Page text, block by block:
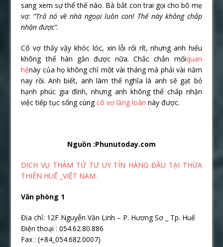
sang xem sự thể thế nào. Bà bắt con trai gọi cho bố mẹ
vợ: “Trả nó về nhà ngoại luôn con! Thế này không chấp
nhận được”.
Cô vợ thấy vậy khóc lóc, xin lỗi rối rít, nhưng anh hiểu
không thể hàn gắn được nữa. Chắc chắn mốiquan
hệnày của họ không chỉ một vài tháng mà phải vài năm
nay rồi. Anh biết, anh làm thế nghĩa là anh sẽ gạt bỏ
hạnh phúc gia đình, nhưng anh không thể chấp nhận
việc tiếp tục sống cùngcô vợ lăng loànnày được.
Nguồn :Phunutoday.com
DỊCH VỤ THÁM TỬ TƯ UY TÍN HÀNG ĐẦU TẠI THỪA
THIÊN HUẾ _VIỆT NAM.
Văn phòng 1
Địa chỉ: 12F Nguyễn Văn Linh – P. Hương Sơ _ Tp. Huế
Điện thoại : 054.62.80.886
Fax : (+84_054.682.0007)